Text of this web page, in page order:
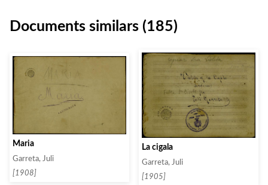
Documents similars (185)
Maria
Garreta, Juli
[1908]
La cigala
Garreta, Juli
[1905]